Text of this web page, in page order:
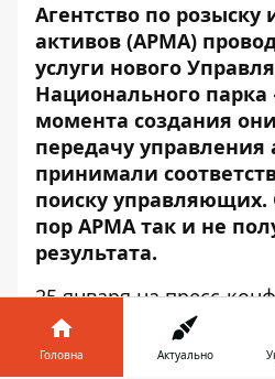
Агентство по
активов (АРМА)
услуги нового
Национального
момента создания
передачу управления
принимали
поиску управляющих.
пор АРМА так и не
результата.
25 января на пресс-
Антон Янчук,
сообщил о
Головна Актуально